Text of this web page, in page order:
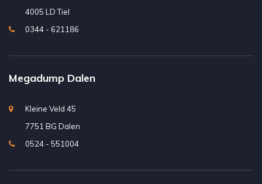
4005 LD Tiel
0344 - 621186
Megadump Dalen
Kleine Veld 45
7751 BG Dalen
0524 - 551004